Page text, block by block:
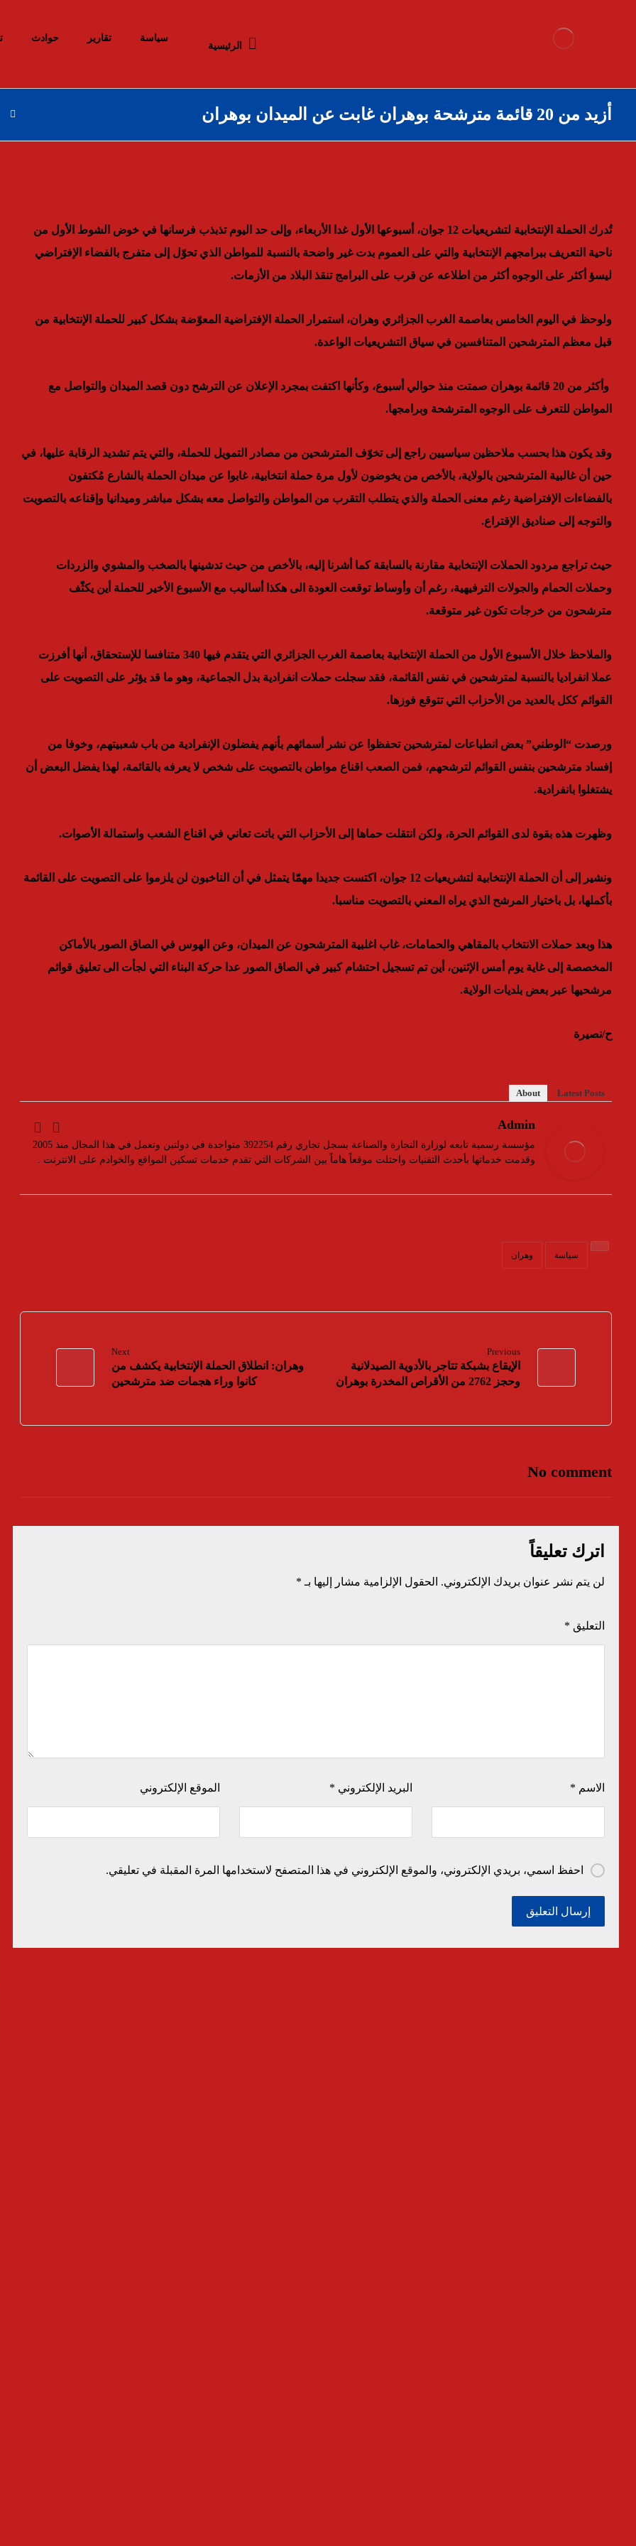
الرئيسية
سياسة تقارير حوادث
أزيد من 20 قائمة مترشحة بوهران غابت عن الميدان بوهران
تُدرك الحملة الإنتخابية لتشريعيات 12 جوان، أسبوعها الأول غدا الأربعاء، وإلى حد اليوم تذبذب فرسانها في خوض الشوط الأول من
ناحية التعريف ببرامجهم الإنتخابية والتي على العموم بدت غير واضحة بالنسبة للمواطن الذي تحوّل إلى متفرج بالفضاء الإفتراضي
ليسؤ أكثر على الوجوه أكثر من اطلاعه عن قرب على البرامج تنقذ البلاد من الأزمات.
ولوحظ في اليوم الخامس بعاصمة الغرب الجزائري وهران، استمرار الحملة الإفتراضية المعوّضة بشكل كبير للحملة الإنتخابية من
قبل معظم المترشحين المتنافسين في سياق التشريعيات الواعدة.
وأكثر من 20 قائمة بوهران صمتت منذ حوالي أسبوع، وكأنها اكتفت بمجرد الإعلان عن الترشح دون قصد الميدان والتواصل مع
المواطن للتعرف على الوجوه المترشحة وبرامجها.
وقد يكون هذا بحسب ملاحظين سياسيين راجع إلى تخوّف المترشحين من مصادر التمويل للحملة، والتي يتم تشديد الرقابة عليها، في
حين أن غالبية المترشحين بالولاية، بالأخص من يخوضون لأول مرة حملة انتخابية، غابوا عن ميدان الحملة بالشارع مُكتفون
بالفضاءات الإفتراضية رغم معنى الحملة والذي يتطلب التقرب من المواطن والتواصل معه بشكل مباشر وميدانيا وإقناعه بالتصويت
والتوجه إلى صناديق الإقتراع.
حيث تراجع مردود الحملات الإنتخابية مقارنة بالسابقة كما أشرنا إليه، بالأخص من حيث تدشينها بالصخب والمشوي والزردات
وحملات الحمام والجولات الترفيهية، رغم أن وأوساط توقعت العودة الى هكذا أساليب مع الأسبوع الأخير للحملة أين يكثّف
مترشحون من خرجات تكون غير متوقعة.
والملاحظ خلال الأسبوع الأول من الحملة الإنتخابية بعاصمة الغرب الجزائري التي يتقدم فيها 340 متنافسا للإستحقاق، أنها أفرزت
عملا انفراديا بالنسبة لمترشحين في نفس القائمة، فقد سجلت حملات انفرادية بدل الجماعية، وهو ما قد يؤثر على التصويت على
القوائم ككل بالعديد من الأحزاب التي تتوقع فوزها.
ورصدت “الوطني” بعض انطباعات لمترشحين تحفظوا عن نشر أسمائهم بأنهم يفضلون الإنفرادية من باب شعبيتهم، وخوفا من
إفساد مترشحين بنفس القوائم لترشحهم، فمن الصعب اقناع مواطن بالتصويت على شخص لا يعرفه بالقائمة، لهذا يفضل البعض أن
يشتغلوا بانفرادية.
وظهرت هذه بقوة لدى القوائم الحرة، ولكن انتقلت حماها إلى الأحزاب التي باتت تعاني في اقناع الشعب واستمالة الأصوات.
ونشير إلى أن الحملة الإنتخابية لتشريعيات 12 جوان، اكتست جديدا مهمّا يتمثل في أن الناخبون لن يلزموا على التصويت على القائمة
بأكملها، بل باختيار المرشح الذي يراه المعني بالتصويت مناسبا.
هذا وبعد حملات الانتخاب بالمقاهي والحمامات، غاب اغلبية المترشحون عن الميدان، وعن الهوس في الصاق الصور بالأماكن
المخصصة إلى غاية يوم أمس الإثنين، أين تم تسجيل احتشام كبير في الصاق الصور عدا حركة البناء التي لجأت الى تعليق قوائم
مرشحيها عبر بعض بلديات الولاية.
ح/نصيرة
About Latest Posts
Admin
مؤسسة رسمية تابعه لوزارة التجارة والصناعة بسجل تجاري رقم 392254 متواجدة في دولتين وتعمل في هذا المجال منذ 2005
وقدمت خدماتها بأحدث التقنيات واحتلت موقعاً هاماً بين الشركات التي تقدم خدمات تسكين المواقع والخوادم على الانترنت .
سياسة وهران
Previous
الإيقاع بشبكة تتاجر بالأدوية الصيدلانية
وحجز 2762 من الأقراص المخدرة بوهران
Next
وهران: انطلاق الحملة الإنتخابية يكشف من
كانوا وراء هجمات ضد مترشحين
No comment
اترك تعليقاً
لن يتم نشر عنوان بريدك الإلكتروني. الحقول الإلزامية مشار إليها بـ *
التعليق *
الاسم * البريد الإلكتروني * الموقع الإلكتروني
احفظ اسمي، بريدي الإلكتروني، والموقع الإلكتروني في هذا المتصفح لاستخدامها المرة المقبلة في تعليقي.